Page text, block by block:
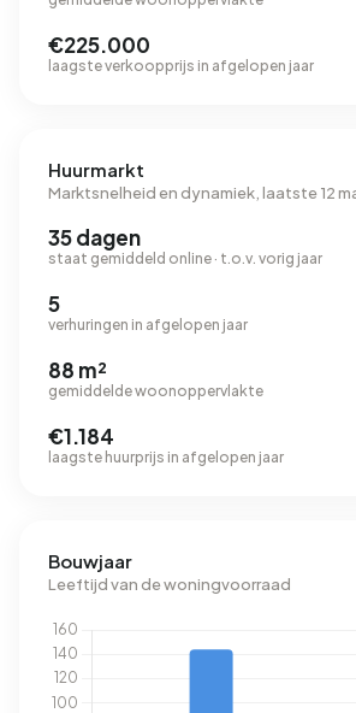
€225.000
laagste verkoopprijs in afgelopen jaar
Huurmarkt
Marktsnelheid en dynamiek, laatste 12
35 dagen
staat gemiddeld online · t.o.v. vorig jaar
5
verhuringen in afgelopen jaar
88 m²
gemiddelde woonoppervlakte
€1.184
laagste huurprijs in afgelopen jaar
Bouwjaar
Leeftijd van de woningvoorraad